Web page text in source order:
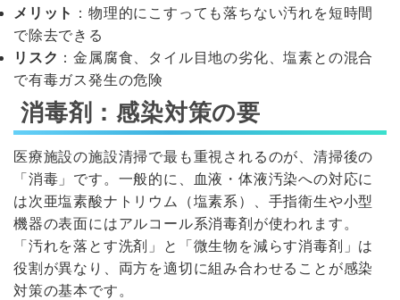
メリット
：物理的にこすっても落ちない汚れを短時間
で除去できる
リスク ：金属腐食、タイル目地の劣化、塩素との混合
で有毒ガス発生の危険
消毒剤：感染対策の要
医療施設の施設清掃で最も重視されるのが、清掃後の
「消毒」です。一般的に、血液・体液汚染への対応に
は次亜塩素酸ナトリウム（塩素系）、手指衛生や小型
機器の表面にはアルコール系消毒剤が使われます。
「汚れを落とす洗剤」と「微生物を減らす消毒剤」は
役割が異なり、両方を適切に組み合わせることが感染
対策の基本です。